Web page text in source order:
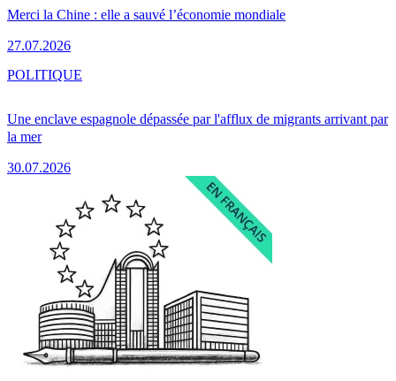
Merci la Chine : elle a sauvé l’économie mondiale
27.07.2026
Une enclave espagnole dépassée par l'afflux de migrants arrivant par
la mer
30.07.2026
POLITIQUE